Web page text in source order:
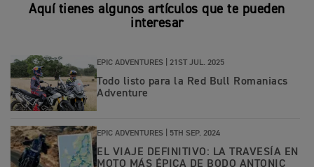
Aquí tienes algunos artículos que te pueden
interesar
EPIC ADVENTURES | 21ST JUL. 2025
Todo listo para la Red Bull Romaniacs
Adventure
EPIC ADVENTURES | 5TH SEP. 2024
EL VIAJE DEFINITIVO: LA TRAVESÍA EN
MOTO MÁS ÉPICA DE BODO ANTONIC